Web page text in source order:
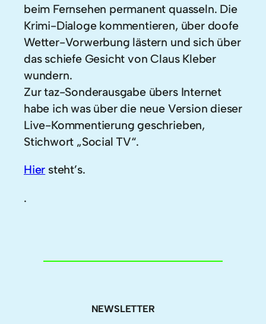
beim Fernsehen permanent quasseln. Die
Krimi-Dialoge kommentieren, über doofe
Wetter-Vorwerbung lästern und sich über
das schiefe Gesicht von Claus Kleber
wundern.
Zur taz-Sonderausgabe übers Internet
habe ich was über die neue Version dieser
Live-Kommentierung geschrieben,
Stichwort „Social TV“.
Hier steht’s.
.
NEWSLETTER